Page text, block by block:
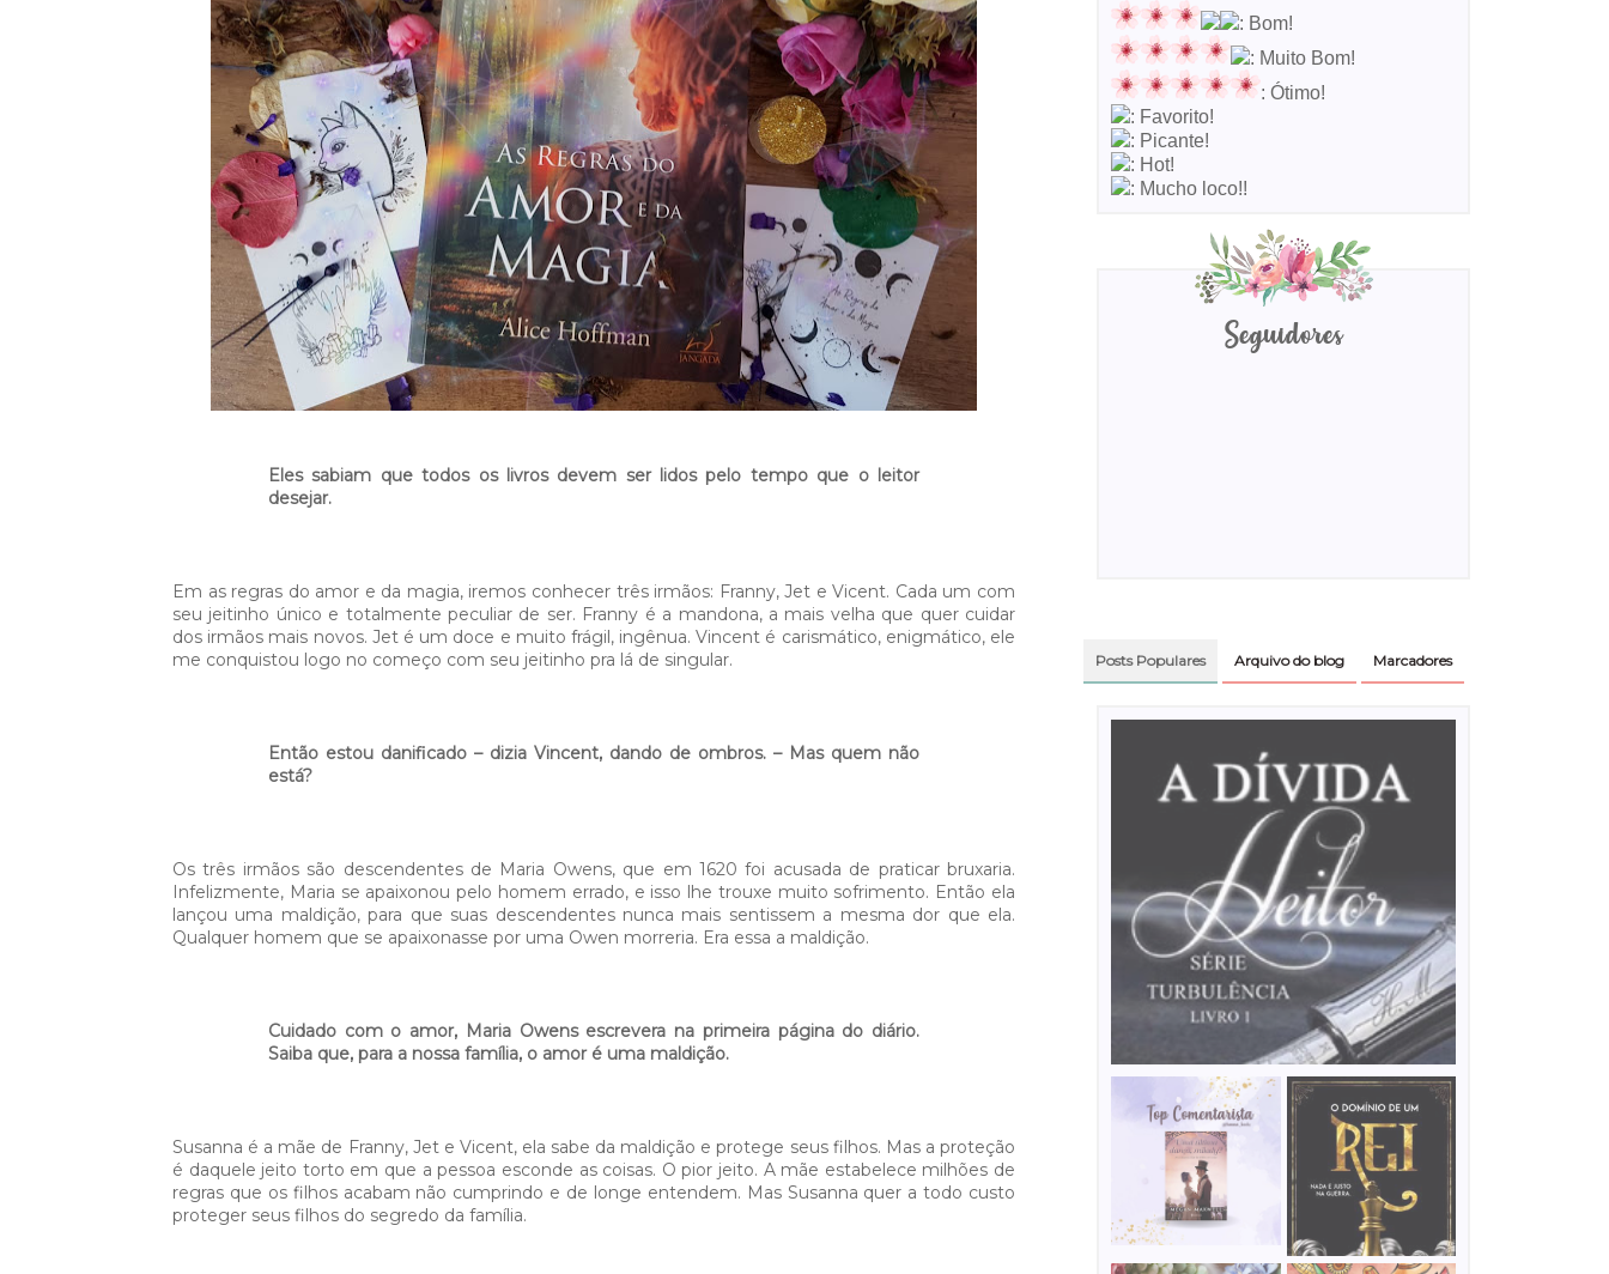
Eles sabiam que todos os livros devem ser lidos pelo tempo que o leitor
desejar.
Em as regras do amor e da magia, iremos conhecer três irmãos: Franny, Jet e Vicent. Cada um com
seu jeitinho único e totalmente peculiar de ser. Franny é a mandona, a mais velha que quer cuidar
dos irmãos mais novos. Jet é um doce e muito frágil, ingênua. Vincent é carismático, enigmático, ele
me conquistou logo no começo com seu jeitinho pra lá de singular.
Então estou danificado – dizia Vincent, dando de ombros. – Mas quem não
está?
Os três irmãos são descendentes de Maria Owens, que em 1620 foi acusada de praticar bruxaria.
Infelizmente, Maria se apaixonou pelo homem errado, e isso lhe trouxe muito sofrimento. Então ela
lançou uma maldição, para que suas descendentes nunca mais sentissem a mesma dor que ela.
Qualquer homem que se apaixonasse por uma Owen morreria. Era essa a maldição.
Cuidado com o amor, Maria Owens escrevera na primeira página do diário.
Saiba que, para a nossa família, o amor é uma maldição.
Susanna é a mãe de Franny, Jet e Vicent, ela sabe da maldição e protege seus filhos. Mas a proteção
é daquele jeito torto em que a pessoa esconde as coisas. O pior jeito. A mãe estabelece milhões de
regras que os filhos acabam não cumprindo e de longe entendem. Mas Susanna quer a todo custo
proteger seus filhos do segredo da família.
: Bom!
: Muito Bom!
: Ótimo!
: Favorito!
: Picante!
: Hot!
: Mucho loco!!
Seguidores
Posts Populares Arquivo do blog Marcadores